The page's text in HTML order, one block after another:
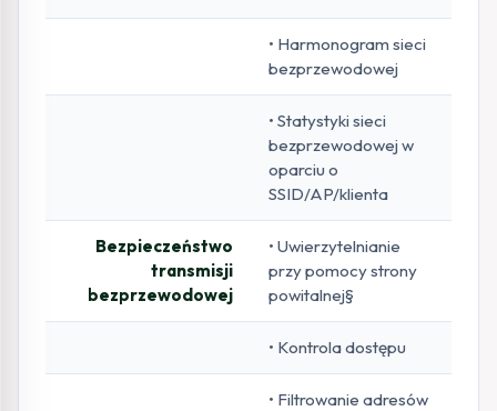
• Harmonogram sieci
bezprzewodowej
• Statystyki sieci
bezprzewodowej w
oparciu o
SSID/AP/klienta
Bezpieczeństwo
transmisji
bezprzewodowej
• Uwierzytelnianie
przy pomocy strony
powitalnej§
• Kontrola dostępu
• Filtrowanie adresów